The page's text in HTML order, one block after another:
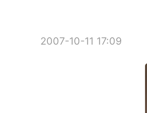
2007-10-11 17:09